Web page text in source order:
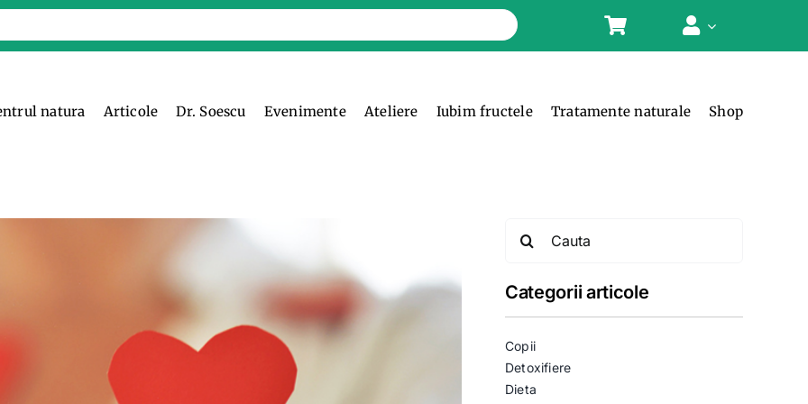
natura Articole Dr. Soescu Evenimente Ateliere Iubim fructele Tratamente naturale Shop
Categorii articole
Copii
Detoxifiere
Dieta